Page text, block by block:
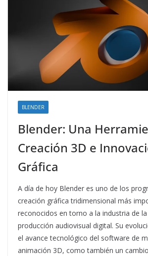
BLENDER
Blender: Una
Creación 3D e
Gráfica
A día de hoy Blender es uno de los
creación gráfica tridimensional más
reconocidos en torno a la industria de
producción audiovisual digital. Su
el avance tecnológico del software de
animación 3D, como también un